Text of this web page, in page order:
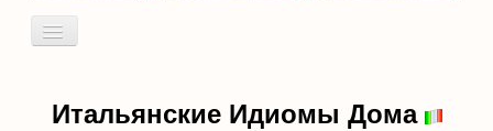
Включить/
Итальянские Идиомы Дома